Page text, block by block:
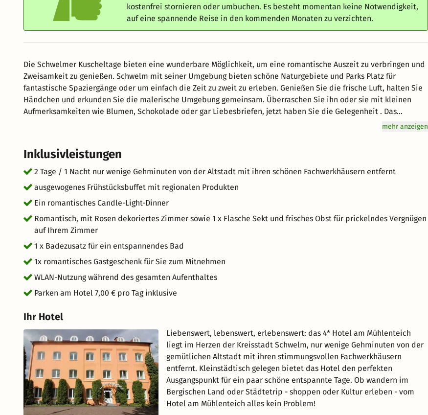
kostenfrei stornieren oder umbuchen. Es besteht momentan keine Notwendigkeit,
auf eine spannende Reise in den kommenden Monaten zu verzichten.
Die Schwelmer Kuscheltage bieten eine wunderbare Möglichkeit, um eine romantische Auszeit zu verbringen und
Zweisamkeit zu genießen. Schwelm mit seiner Umgebung bieten schöne Naturgebiete und Parks Platz für
fantastische Spaziergänge oder um einfach die Zeit zu zweit zu erleben. Genießen Sie die frische Luft, halten Sie
Händchen und erkunden Sie die malerische Umgebung gemeinsam. Überraschen Sie ihn oder sie mit kleinen
Aufmerksamkeiten wie Blumen, Schokolade oder gar Liebesbriefen, jetzt haben Sie die Gelegenheit . Das
Wichtigste bei den Schwelmer Kuscheltagen ist es, die gemeinsame Zeit zu genießen und sich aufeinander zu
mehr anzeigen
Inklusivleistungen
2 Tage / 1 Nacht nur wenige Gehminuten von der Altstadt mit ihren schönen Fachwerkhäusern entfernt
ausgewogenes Frühstücksbuffet mit regionalen Produkten
Ein romantisches Candle-Light-Dinner
Romantisch, mit Rosen dekoriertes Zimmer sowie 1 x Flasche Sekt und frisches Obst für prickelndes Vergnügen
auf Ihrem Zimmer
1 x Badezusatz für ein entspannendes Bad
1x romantisches Gastgeschenk für Sie zum Mitnehmen
WLAN-Nutzung während des gesamten Aufenthaltes
Parken am Hotel 7,00 € pro Tag inklusive
Ihr Hotel
Liebenswert, lebenswert, erlebenswert: das 4* Hotel am Mühlenteich
liegt im Herzen der Kreisstadt Schwelm, nur wenige Gehminuten von der
gemütlichen Altstadt mit ihren stimmungsvollen Fachwerkhäusern
entfernt. Kleinstädtisch gelegen bietet das Hotel den perfekten
Ausgangspunkt für ein paar schöne entspannte Tage. Ob wandern im
Bergischen Land oder Städtetrip - shoppen oder Kultur erleben - vom
Hotel am Mühlenteich alles kein Problem!